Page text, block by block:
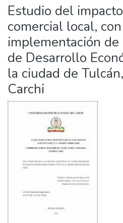
Estadísticas Externas
Manuales
Estudio del
comercial local,
implementación
de Desarrollo
la ciudad de
Carchi